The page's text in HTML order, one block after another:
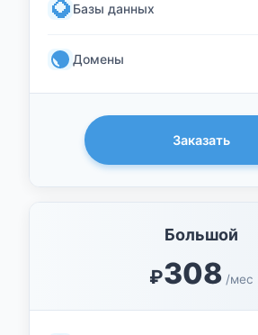
Базы данных
Домены
Заказать
Большой
₽308 /мес